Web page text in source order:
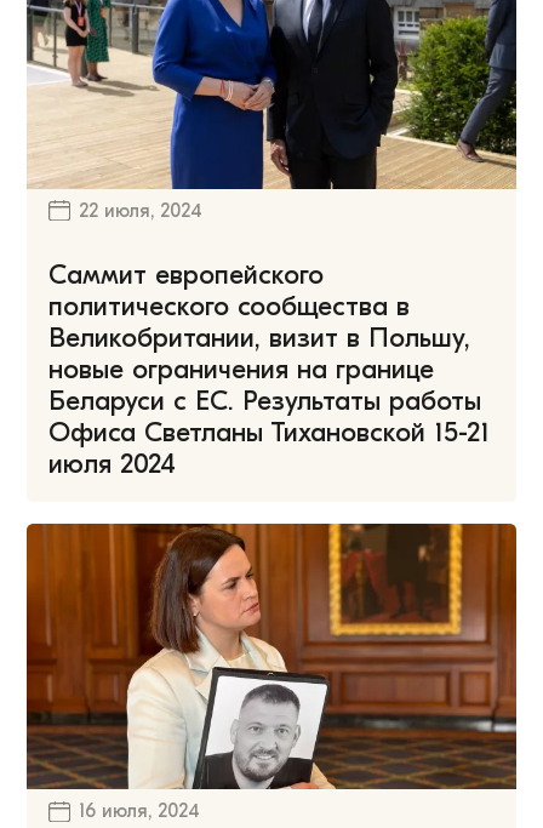
22 июля, 2024
Саммит европейского
политического сообщества в
Великобритании, визит в Польшу,
новые ограничения на границе
Беларуси с ЕС. Результаты работы
Офиса Светланы Тихановской 15-21
июля 2024
16 июля, 2024